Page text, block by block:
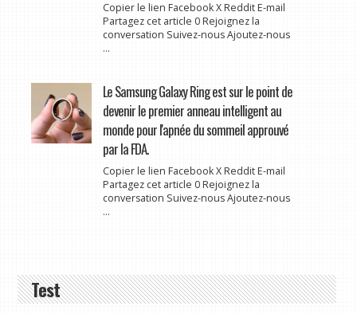
Copier le lien Facebook X Reddit E-mail
Partagez cet article 0 Rejoignez la
conversation Suivez-nous Ajoutez-nous
...
Le Samsung Galaxy Ring est sur le point de
devenir le premier anneau intelligent au
monde pour l'apnée du sommeil approuvé
par la FDA.
Copier le lien Facebook X Reddit E-mail
Partagez cet article 0 Rejoignez la
conversation Suivez-nous Ajoutez-nous
...
Test